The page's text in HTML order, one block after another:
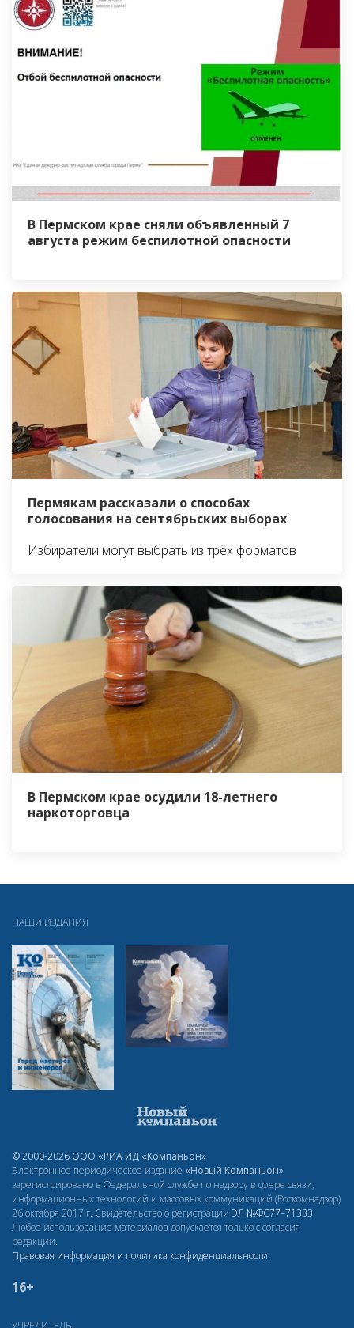
В Пермском крае сняли объявленный 7
августа режим беспилотной опасности
Пермякам рассказали о способах
голосования на сентябрьских выборах
Избиратели могут выбрать из трёх форматов
В Пермском крае осудили 18-летнего
наркоторговца
НАШИ ИЗДАНИЯ
© 2000-2026 ООО «РИА ИД «Компаньон»
Электронное периодическое издание «Новый Компаньон»
зарегистрировано в Федеральной службе по надзору в сфере связи,
информационных технологий и массовых коммуникаций (Роскомнадзор)
26 октября 2017 г. Свидетельство о регистрации ЭЛ №ФС77–71333
Любое использование материалов допускается только с согласия
редакции.
Правовая информация и политика конфиденциальности.
16+